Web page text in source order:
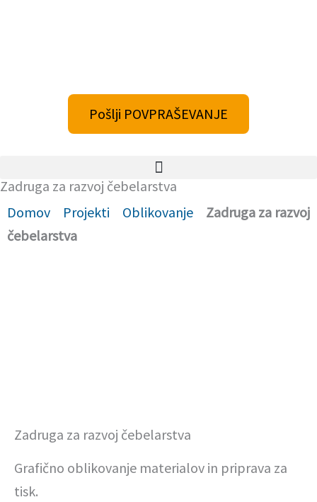
Pošlji POVPRAŠEVANJE
Zadruga za razvoj čebelarstva
Domov
Projekti Oblikovanje
Zadruga za razvoj
čebelarstva
Zadruga za razvoj čebelarstva
Grafično oblikovanje materialov in priprava za
tisk.